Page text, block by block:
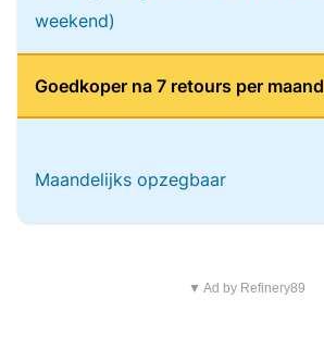
weekend)
Goedkoper na 7 retours per maand
Maandelijks opzegbaar
▼ Ad by Refinery89